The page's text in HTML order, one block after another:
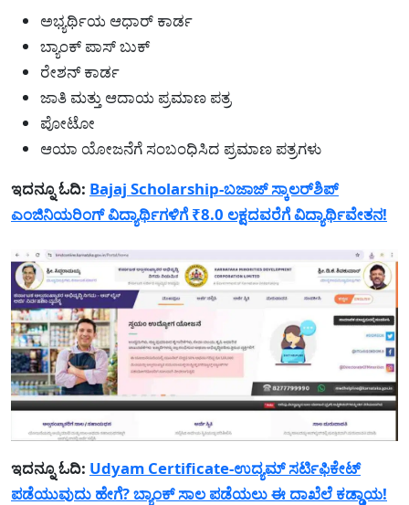
ಅಭ್ಯರ್ಥಿಯ ಆಧಾರ್ ಕಾರ್ಡ
ಬ್ಯಾಂಕ್ ಪಾಸ್ ಬುಕ್
ರೇಶನ್ ಕಾರ್ಡ
ಜಾತಿ ಮತ್ತು ಆದಾಯ ಪ್ರಮಾಣ ಪತ್ರ
ಪೋಟೋ
ಆಯಾ ಯೋಜನೆಗೆ ಸಂಬಂಧಿಸಿದ ಪ್ರಮಾಣ ಪತ್ರಗಳು
ಇದನ್ನೂ ಓದಿ: Bajaj Scholarship-ಬಜಾಜ್ ಸ್ಕಾಲರ್‌ಶಿಪ್
ಎಂಜಿನಿಯರಿಂಗ್ ವಿದ್ಯಾರ್ಥಿಗಳಿಗೆ ₹8.0 ಲಕ್ಷದವರೆಗೆ ವಿದ್ಯಾರ್ಥಿವೇತನ!
ಇದನ್ನೂ ಓದಿ: Udyam Certificate-ಉದ್ಯಮ್ ಸರ್ಟಿಫಿಕೇಟ್
ಪಡೆಯುವುದು ಹೇಗೆ? ಬ್ಯಾಂಕ್ ಸಾಲ ಪಡೆಯಲು ಈ ದಾಖೆಲೆ ಕಡ್ಡಾಯ!